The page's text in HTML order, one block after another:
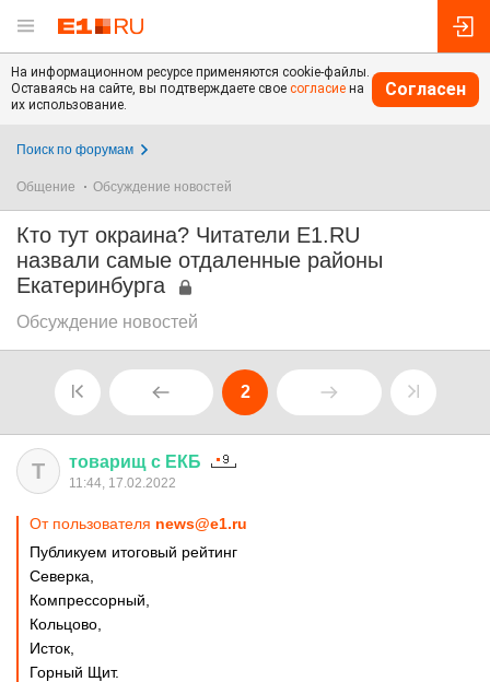
На информационном ресурсе применяются cookie-файлы.
Оставаясь на сайте, вы подтверждаете свое согласие на
их использование.
Согласен
Поиск по форумам
Общение Обсуждение новостей
Кто тут окраина? Читатели E1.RU
назвали самые отдаленные районы
Екатеринбурга
Обсуждение новостей
2
Т товарищ с ЕКБ
11:44, 17.02.2022
От пользователя news@e1.ru
Публикуем итоговый рейтинг
Северка,
Компрессорный,
Кольцово,
Исток,
Горный Щит.